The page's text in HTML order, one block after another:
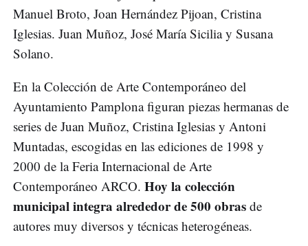
Manuel Broto, Joan Hernández Pijoan, Cristina
Iglesias. Juan Muñoz, José María Sicilia y Susana
Solano.
En la Colección de Arte Contemporáneo del
Ayuntamiento Pamplona figuran piezas hermanas de
series de Juan Muñoz, Cristina Iglesias y Antoni
Muntadas, escogidas en las ediciones de 1998 y
2000 de la Feria Internacional de Arte
Contemporáneo ARCO. Hoy la colección
municipal integra alrededor de 500 obras de
autores muy diversos y técnicas heterogéneas.